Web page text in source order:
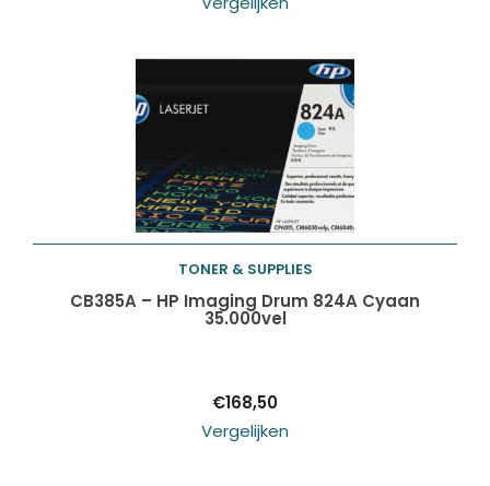
Toevoegen aan
TONER & SUPPLIES
CB385A – HP Imaging Drum 824A Cyaan
35.000vel
€168,50
Vergelijken